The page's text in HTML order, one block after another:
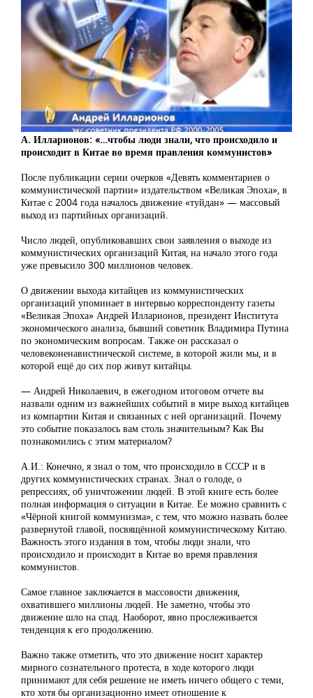
А. Илларионов: «…чтобы люди знали, что происходило и
происходит в Китае во время правления коммунистов»
После публикации серии очерков «Девять комментариев о
коммунистической партии» издательством «Великая Эпоха», в
Китае с 2004 года началось движение «туйдан» — массовый
выход из партийных организаций.
Число людей, опубликовавших свои заявления о выходе из
коммунистических организаций Китая, на начало этого года
уже превысило 300 миллионов человек.
О движении выхода китайцев из коммунистических
организаций упоминает в интервью корреспонденту газеты
«Великая Эпоха» Андрей Илларионов, президент Института
экономического анализа, бывший советник Владимира Путина
по экономическим вопросам. Также он рассказал о
человеконенавистнической системе, в которой жили мы, и в
которой ещё до сих пор живут китайцы.
— Андрей Николаевич, в ежегодном итоговом отчете вы
назвали одним из важнейших событий в мире выход китайцев
из компартии Китая и связанных с ней организаций. Почему
это событие показалось вам столь значительным? Как Вы
познакомились с этим материалом?
А.И.: Конечно, я знал о том, что происходило в СССР и в
других коммунистических странах. Знал о голоде, о
репрессиях, об уничтожении людей. В этой книге есть более
полная информация о ситуации в Китае. Ее можно сравнить с
«Чёрной книгой коммунизма», с тем, что можно назвать более
развернутой главой, посвящённой коммунистическому Китаю.
Важность этого издания в том, чтобы люди знали, что
происходило и происходит в Китае во время правления
коммунистов.
Самое главное заключается в массовости движения,
охватившего миллионы людей. Не заметно, чтобы это
движение шло на спад. Наоборот, явно прослеживается
тенденция к его продолжению.
Важно также отметить, что это движение носит характер
мирного сознательного протеста, в ходе которого люди
принимают для себя решение не иметь ничего общего с теми,
кто хотя бы организационно имеет отношение к